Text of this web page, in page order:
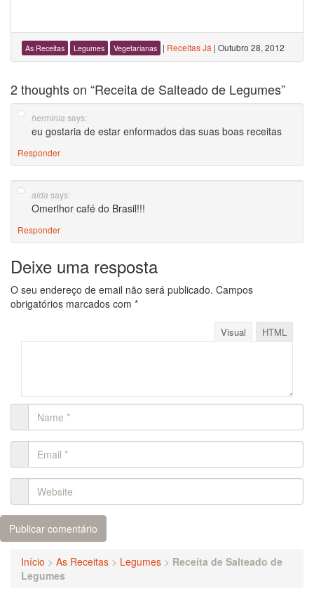
As Receitas Legumes Vegetarianas | Receitas Já | Outubro 28, 2012
2 thoughts on “Receita de Salteado de Legumes”
herminia says:
eu gostaria de estar enformados das suas boas receitas
Responder
alda says:
Omerlhor café do Brasil!!!
Responder
Deixe uma resposta
O seu endereço de email não será publicado. Campos
obrigatórios marcados com *
Visual HTML
Início > As Receitas > Legumes > Receita de Salteado de
Legumes